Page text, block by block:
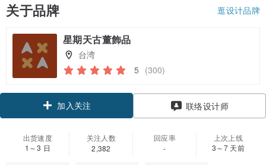
关于品牌 逛设计品牌
星期天古董飾品
台湾
5 (300)
加入关注 联络设计师
出货速度
1～3 日
关注人数
2,382
回应率
-
上次上线
3～7 天前